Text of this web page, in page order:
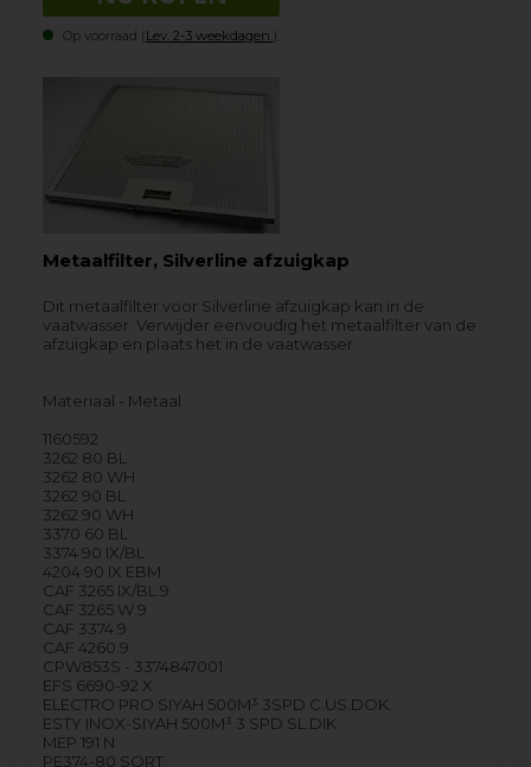
Op voorraad (Lev. 2-3 weekdagen. ).
Metaalfilter, Silverline afzuigkap
Dit metaalfilter voor Silverline afzuigkap kan in de
vaatwasser. Verwijder eenvoudig het metaalfilter van de
afzuigkap en plaats het in de vaatwasser.
Materiaal - Metaal
1160592
3262 80 BL
3262 80 WH
3262 90 BL
3262 90 WH
3370 60 BL
3374 90 IX/BL
4204 90 IX EBM
CAF 3265 IX/BL.9
CAF 3265 W.9
CAF 3374.9
CAF 4260.9
CPW853S - 3374847001
EFS 6690-92 X
ELECTRO PRO SIYAH 500M³ 3SPD C.ÜS.DOK.
ESTY INOX-SIYAH 500M³ 3 SPD SL.DIK
MEP 191 N
PE374-80 SORT